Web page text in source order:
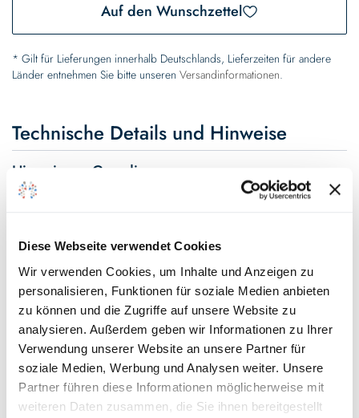
Diese Webseite verwendet Cookies
Wir verwenden Cookies, um Inhalte und Anzeigen zu
personalisieren, Funktionen für soziale Medien anbieten
zu können und die Zugriffe auf unsere Website zu
analysieren. Außerdem geben wir Informationen zu Ihrer
Verwendung unserer Website an unsere Partner für
soziale Medien, Werbung und Analysen weiter. Unsere
Partner führen diese Informationen möglicherweise mit
weiteren Daten zusammen, die Sie ihnen bereitgestellt
Auf den Wunschzettel
* Gilt für Lieferungen innerhalb Deutschlands, Lieferzeiten für andere
Länder entnehmen Sie bitte unseren Versandinformationen.
Technische Details und Hinweise
Hinweis zur Grundierung
Umweltverträglichkeit
Technische Daten
Hinweis zur Farbtongenauigkeit
Passende Farbtöne